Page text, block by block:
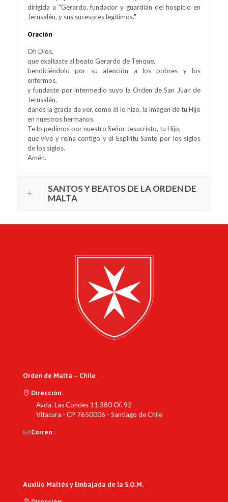
dirigida a "Gerardo, fundador y guardián del hospicio en
Jerusalén, y sus sucesores legítimos."
Oración
Oh Dios,
que exaltaste al beato Gerardo de Tenque,
bendiciéndolo por su atención a los pobres y los
enfermos,
y fundaste por intermedio suyo la Orden de San Juan de
Jerusalén,
danos la gracia de ver, como él lo hizo, la imagen de tu Hijo
en nuestros hermanos.
Te lo pedimos por nuestro Señor Jesucristo, tu Hijo,
que vive y reina contigo y el Espíritu Santo por los siglos
de los siglos.
Amén.
SANTOS Y BEATOS DE LA ORDEN DE
MALTA
Orden de Malta – Chile
Dirección:
Avda. Las Condes 11.380 Of. 92
Vitacura - CP 7650006 - Santiago de Chile
Correo:
Auxilio Maltés y Embajada de la S.O.M.